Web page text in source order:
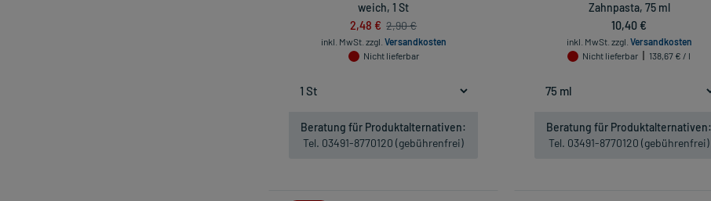
weich, 1 St
2,48 € 2,90 €
inkl. MwSt. zzgl. Versandkosten
Nicht lieferbar
Beratung für Produktalternativen:
Tel. 03491-8770120 (gebührenfrei)
Zahnpasta, 75 ml
10,40 €
inkl. MwSt. zzgl. Versandkosten
Nicht lieferbar
138,67 € / l
Beratung für Produktalternativen:
Tel. 03491-8770120 (gebührenfrei)